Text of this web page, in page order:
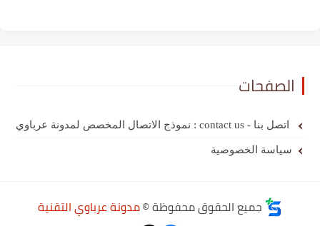
الصفحات
اتصل بنا - contact us : نموذج الاتصال المخصص لمدونة عرباوي
سياسة الخصوصية
جميع الحقوق محفوظة ©مدونة عرباوي التقنية